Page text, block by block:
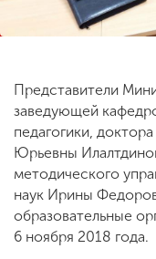
Представители
заведующей
педагогики,
Юрьевны
методического
наук Ирины
образовательные
6 ноября 2018 года.